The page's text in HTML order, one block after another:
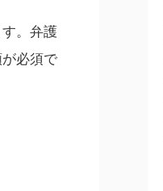
。弁護
必須で